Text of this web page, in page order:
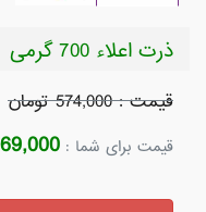
ذرت اعلاء 700 گرمی
قیمت : 574,000 تومان
قیمت برای شما : 569,000